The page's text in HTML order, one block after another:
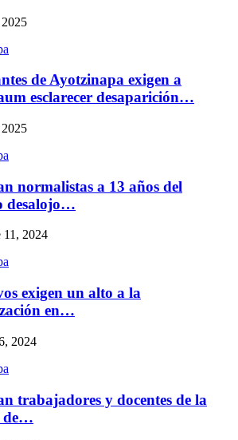
de Ayotzinapa exigen a
esclarecer desaparición…
normalistas a 13 años del
desalojo…
11, 2024
exigen un alto a la
en…
2024
trabajadores y docentes de la
de…